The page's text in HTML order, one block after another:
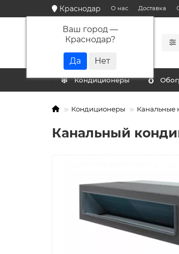
Краснодар
Ваш город —
Краснодар?
О нас Доставка
КАТАЛОГ
Кондиционеры
Кондиционеры Канальные
Канальный